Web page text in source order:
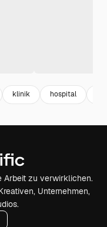
klinik hospital
Arbeit zu verwirklichen.
Unternehmen,